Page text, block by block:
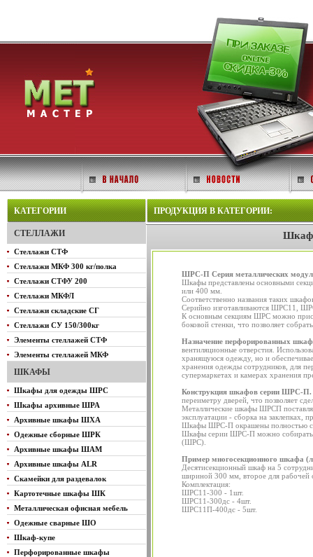
КАТЕГОРИИ
СТЕЛЛАЖИ
Стеллажи СТФ
Стеллажи МКФ 300 кг/полка
Стеллажи СТФУ 200
Стеллажи МКФЛ
Стеллажи складские СГ
Стеллажи СУ 150/300кг
Элементы стеллажей СТФ
Элементы стеллажей МКФ
ШКАФЫ
Шкафы для одежды ШРС
Шкафы архивные ШРА
Архивные шкафы ШХА
Одежные сборные ШРК
Архивные шкафы ШАМ
Архивные шкафы ALR
Скамейки для раздевалок
Картотечные шкафы ШК
Металлическая офисная мебель
Одежные сварные ШО
Шкаф-купе
Перфорированные шкафы
ПРОДУКЦИЯ В КАТЕГОРИИ:
ШРС-П Серия металлических
Шкафы представлены основными
или 400 мм.
Соответственно названия таких
Серийно изготавливаются ШРС11,
К основным секциям ШРС можно
боковой стенки, что позволяет
Назначение перфорированных
вентиляционные отверстия.
хранящуюся одежду, но и
хранения одежды сотрудников, для
супермаркетах и камерах хранения
Конструкция шкафов серии ШРС-П.
переиметру дверей, что позволяет
Металлические шкафы ШРСП
эксплуатации - сборка на заклепках,
Шкафы ШРС-П окрашены полностью
Шкафы серии ШРС-П можно собирать
(ШРС).
Пример многосекционного шкафа
Десятисекционный шкаф на 5
шириной 300 мм, второе для
Комплектация:
ШРС11-300 - 1шт.
ШРС11-300дс - 4шт.
ШРС11П-400дс - 5шт.